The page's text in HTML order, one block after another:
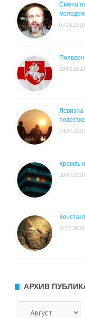
Смена
07.08.2020
10.08.2020
14.07.2020
Кремль
20.07.2020
27.07.2020
АРХИВ